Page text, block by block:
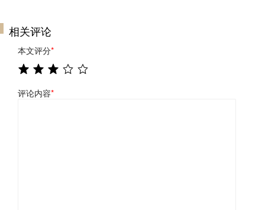
相关评论
本文评分*
评论内容*